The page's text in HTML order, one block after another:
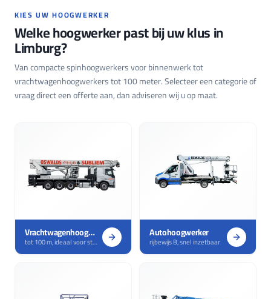
KIES UW HOOGWERKER
Welke hoogwerker past bij uw klus in
Limburg?
Van compacte spinhoogwerkers voor binnenwerk tot
vrachtwagenhoogwerkers tot 100 meter. Selecteer een categorie of
vraag direct een offerte aan, dan adviseren wij u op maat.
Vrachtwagenhoogwerker
tot 100 m, ideaal voor straat- en gevelwerk
Autohoogwerker
rijbewijs B, snel inzetbaar